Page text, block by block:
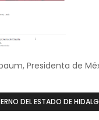
Presidenta de
DEL ESTADO DE